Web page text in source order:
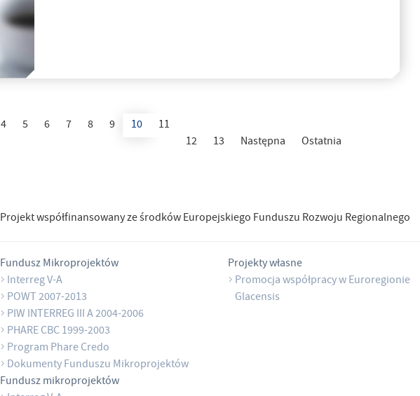
4 5 6 7 8 9 10
11
12
13 Następna Ostatnia
Projekt współfinansowany ze środków Europejskiego Funduszu Rozwoju Regionalnego
Fundusz Mikroprojektów
Interreg V-A
POWT 2007-2013
PIW INTERREG III A 2004-2006
PHARE CBC 1999-2003
Program Phare Credo
Dokumenty Funduszu Mikroprojektów
Fundusz mikroprojektów
Projekty własne
Promocja współpracy w Euroregionie
Glacensis